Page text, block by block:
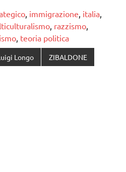
, immigrazione, italia,
, razzismo,
, teoria politica
Longo ZIBALDONE